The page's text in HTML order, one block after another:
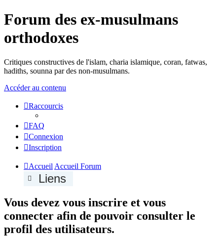
Forum des ex-musulmans
orthodoxes
Critiques constructives de l'islam, charia islamique, coran, fatwas,
hadiths, sounna par des non-musulmans.
Accéder au contenu
Raccourcis
FAQ
Connexion
Inscription
Accueil Accueil Forum
Liens
Vous devez vous inscrire et vous
connecter afin de pouvoir consulter le
profil des utilisateurs.